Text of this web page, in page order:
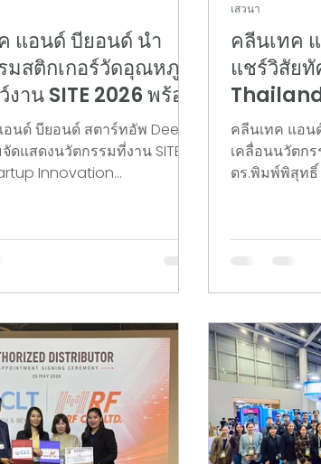
แอนด์ บียอนด์ นำ
มสติกเกอร์วัดอุณหภูมิ
งาน SITE 2026 พร้อม
Pitching 2 เวทีใหญ่
นด์ บียอนด์ สตาร์ทอัพ Deep
ดแสดงนวัตกรรมที่งาน SITE
Innovation
ที่ผ่านมา โดยนำ
ธุรกิจประชันวิสัยทัศน์บนเวที
เวที ภายในงานมีการ
ทำงานของสติกเกอร์วัดอุณหภูมิ
นนวัตกรรม Deep Tech ที่ถูก
อยกระดับมาต
คลีนเทค
แชร์วิสัย
2026 พร้
นวัตกรรม
คลีนเทค แอน
เคลื่อนนวัตก
ดร.พิมพ์พิสุทธิ์
วิสัยทัศน์และ
Enterprise
เทคโนโลยีแล
SITE 2026
กอน กรุงเ
เสวนา